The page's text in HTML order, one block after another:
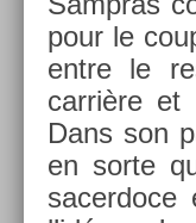
pour le
entre le
carrière et
Dans son
en sorte